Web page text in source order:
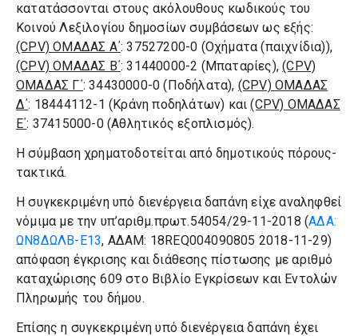
κατατάσσονται στους ακόλουθους κωδικούς του
Κοινού Λεξιλογίου δημοσίων συμβάσεων ως εξής:
(CPV) ΟΜΑΔΑΣ Α΄: 37527200-0 (Οχήματα (παιχνίδια)),
(CPV) ΟΜΑΔΑΣ Β΄: 31440000-2 (Μπαταρίες),(CPV)
ΟΜΑΔΑΣ Γ΄: 34430000-0 (Ποδήλατα), (CPV) ΟΜΑΔΑΣ
Δ΄: 18444112-1 (Κράνη ποδηλάτων) και(CPV) ΟΜΑΔΑΣ
Ε΄: 37415000-0 (Αθλητικός εξοπλισμός).
Η σύμβαση χρηματοδοτείται από δημοτικούς πόρους-
τακτικά.
Η συγκεκριμένη υπό διενέργεια δαπάνη είχε αναληφθεί
νόμιμα με την υπ’αριθμ.πρωτ.54054/29-11-2018 (ΑΔΑ:
ΩΝ8ΔΩΛΒ-Ε13, ΑΔΑΜ: 18REQ004090805 2018-11-29)
απόφαση έγκρισης και διάθεσης πίστωσης με αριθμό
καταχώρισης 609 στο Βιβλίο Εγκρίσεων και Εντολών
Πληρωμής του δήμου.
Επίσης η συγκεκριμένη υπό διενέργεια δαπάνη έχει